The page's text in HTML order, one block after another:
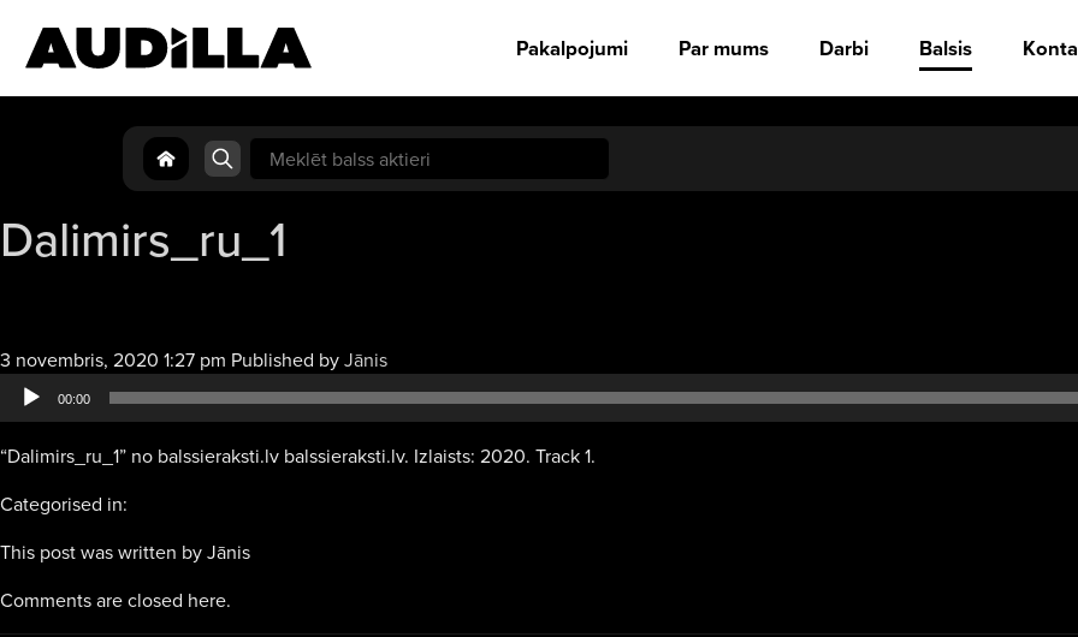
Pakalpojumi Par mums Darbi Balsis
Search
for:
Dalimirs_ru_1
3 novembris, 2020 1:27 pm Published byJānisAudio
atskaņotājs
00:00
“Dalimirs_ru_1” no balssieraksti.lv balssieraksti.lv. Izlaists: 2020. Track 1.
Categorised in:
This post was written by Jānis
Comments are closed here.